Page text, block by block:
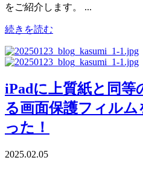
をご紹介します。 ...
続きを読む
iPadに上質紙と同等
る画面保護フィル
った！
2025.02.05